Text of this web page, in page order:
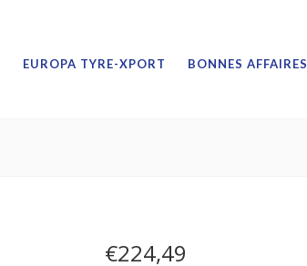
EUROPA TYRE-XPORT BONNES AFFAIRES
€224,49